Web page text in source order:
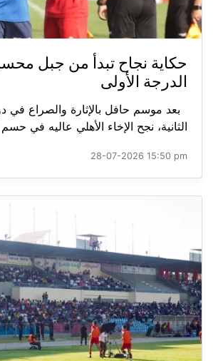
حكاية نجاح تبدأ من جبل
الدرجة الأولى
بعد موسم حافل بالإثارة والصراع في
الثانية، نجح الإخاء الأهلي عاليه في حسم
28-07-2026 15:50 pm